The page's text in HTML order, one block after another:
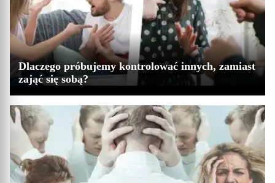
Dlaczego próbujemy kontrolować innych, zamiast
zająć się sobą?